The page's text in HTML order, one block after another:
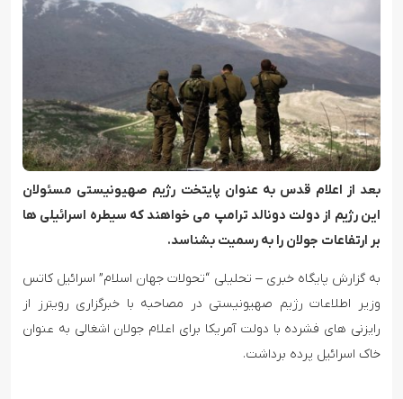
بعد از اعلام قدس به عنوان پایتخت رژیم صهیونیستی مسئولان
این رژیم از دولت دونالد ترامپ می خواهند که سیطره اسرائیلی ها
بر ارتفاعات جولان را به رسمیت بشناسد.
به گزارش پایگاه خبری – تحلیلی “تحولات جهان اسلام” اسرائیل کاتس
وزیر اطلاعات رژیم صهیونیستی در مصاحبه با خبرگزاری رویترز از
رایزنی های فشرده با دولت آمریکا برای اعلام جولان اشغالی به عنوان
خاک اسرائیل پرده برداشت.